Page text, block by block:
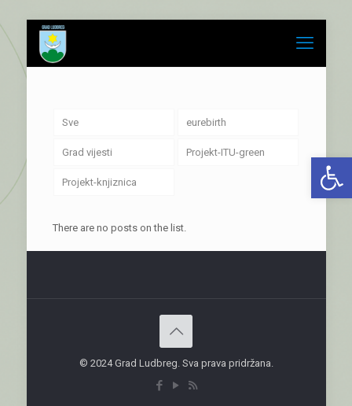
Sve eurebirth
Grad vijesti Projekt-ITU-green
Projekt-knjiznica
There are no posts on the list.
© 2024 Grad Ludbreg. Sva prava pridržana.